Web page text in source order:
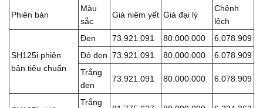
Phiên bản
Màu
sắc
Giá niêm yết Giá đại lý
Chênh
lệch
SH125i phiên
bản tiêu chuẩn
Đen 73.921.091 80.000.000
6.078.909
Đỏ đen 73.921.091 80.000.000
6.078.909
Trắng
đen
73.921.091 80.000.000 6.078.909
Trắng